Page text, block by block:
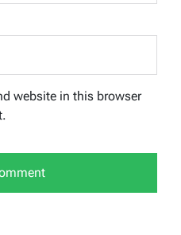
website in this browser